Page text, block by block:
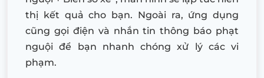
thị kết quả cho bạn. Ngoài ra, ứng dụng
cũng gọi điện và nhắn tin thông báo phạt
nguội để bạn nhanh chóng xử lý các vi
phạm.